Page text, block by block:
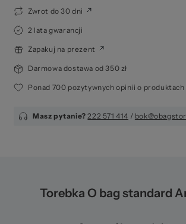
Zwrot do 30 dni
2 lata gwarancji
Zapakuj na prezent
Darmowa dostawa od 350 zł
Ponad 700 pozytywnych opinii o produktach
Masz pytanie? 222 571 414 /
Torebka O bag standard